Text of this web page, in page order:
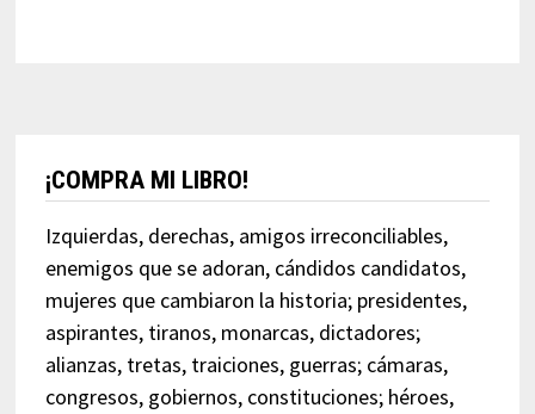
¡COMPRA MI LIBRO!
Izquierdas, derechas, amigos irreconciliables,
enemigos que se adoran, cándidos candidatos,
mujeres que cambiaron la historia; presidentes,
aspirantes, tiranos, monarcas, dictadores;
alianzas, tretas, traiciones, guerras; cámaras,
congresos, gobiernos, constituciones; héroes,